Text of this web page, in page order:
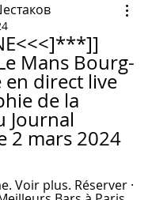
Mans Bourg-
en direct live
de la
Journal
2 mars 2024
Voir plus. Réserver ·